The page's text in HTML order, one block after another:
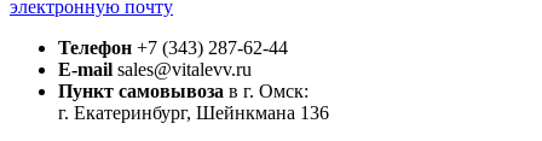
электронную почту
Телефон +7 (343) 287-62-44
E-mail sales@vitalevv.ru
Пункт самовывоза в г. Омск:
г. Екатеринбург, Шейнкмана 136